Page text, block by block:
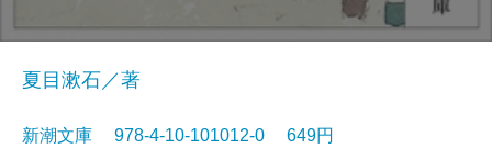
夏目漱石／著
新潮文庫 978-4-10-101012-0 649円